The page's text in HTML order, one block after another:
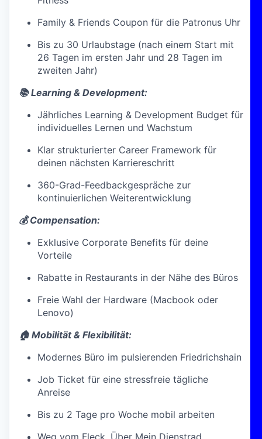
Family & Friends Coupon für die Patronus Uhr
Bis zu 30 Urlaubstage (nach einem Start mit
26 Tagen im ersten Jahr und 28 Tagen im
zweiten Jahr)
📚 Learning & Development:
Jährliches Learning & Development Budget für
individuelles Lernen und Wachstum
Klar strukturierter Career Framework für
deinen nächsten Karriereschritt
360-Grad-Feedbackgespräche zur
kontinuierlichen Weiterentwicklung
💰 Compensation:
Exklusive Corporate Benefits für deine
Vorteile
Rabatte in Restaurants in der Nähe des Büros
Freie Wahl der Hardware (Macbook oder
Lenovo)
🏠 Mobilität & Flexibilität:
Modernes Büro im pulsierenden Friedrichshain
Job Ticket für eine stressfreie tägliche
Anreise
Bis zu 2 Tage pro Woche mobil arbeiten
Weg vom Fleck. Über Mein Dienstrad